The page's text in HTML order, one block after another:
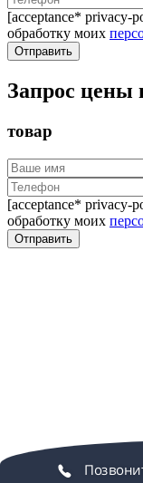
[acceptance* privacy-
обработку моих
Запрос цены
товар
[acceptance* privacy-
обработку моих